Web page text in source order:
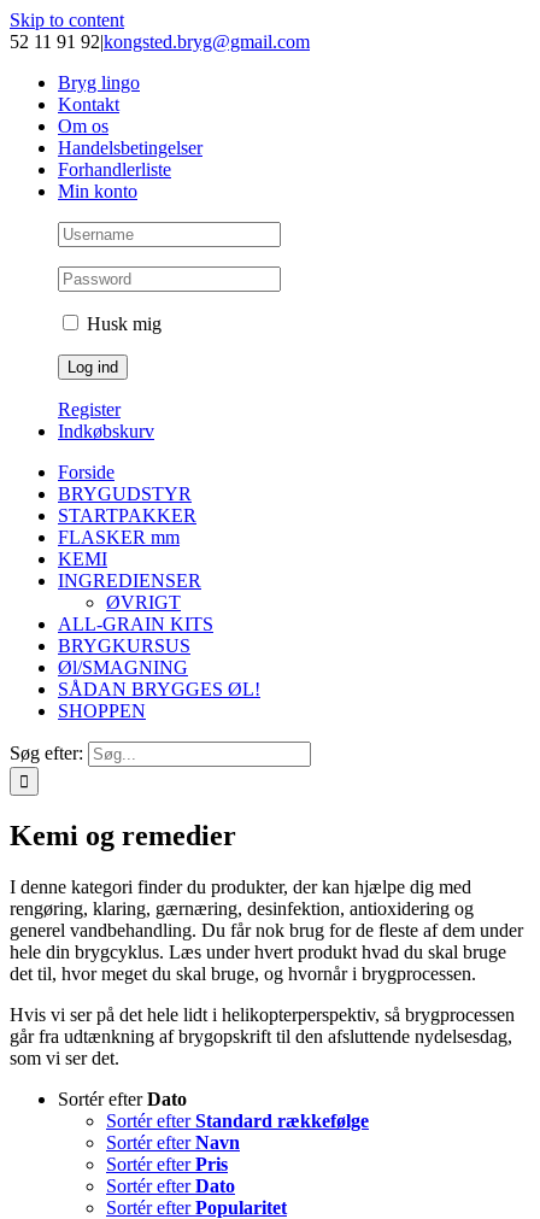
Skip to content
52 11 91 92|kongsted.bryg@gmail.com
Bryg lingo
Kontakt
Om os
Handelsbetingelser
Forhandlerliste
Min konto
Husk mig
Register
Indkøbskurv
Forside
BRYGUDSTYR
STARTPAKKER
FLASKER mm
KEMI
INGREDIENSER
ØVRIGT
ALL-GRAIN KITS
BRYGKURSUS
Øl/SMAGNING
SÅDAN BRYGGES ØL!
SHOPPEN
Søg efter:
Kemi og remedier
I denne kategori finder du produkter, der kan hjælpe dig med
rengøring, klaring, gærnæring, desinfektion, antioxidering og
generel vandbehandling. Du får nok brug for de fleste af dem under
hele din brygcyklus. Læs under hvert produkt hvad du skal bruge
det til, hvor meget du skal bruge, og hvornår i brygprocessen.
Hvis vi ser på det hele lidt i helikopterperspektiv, så brygprocessen
går fra udtænkning af brygopskrift til den afsluttende nydelsesdag,
som vi ser det.
Sortér efterDato
Sortér efterStandard rækkefølge
Sortér efterNavn
Sortér efterPris
Sortér efterDato
Sortér efterPopularitet